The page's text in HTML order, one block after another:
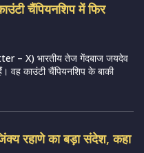
चैंपियनशिप में फिर
– X) भारतीय तेज गेंदबाज जयदेव
वह काउंटी चैंपियनशिप के बाकी
रहाणे का बड़ा संदेश, कहा